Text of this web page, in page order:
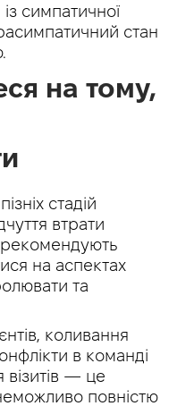
симпатичної
стан
на тому,
стадій
втрати
на аспектах
та
коливання
в команді
візитів — це
повністю